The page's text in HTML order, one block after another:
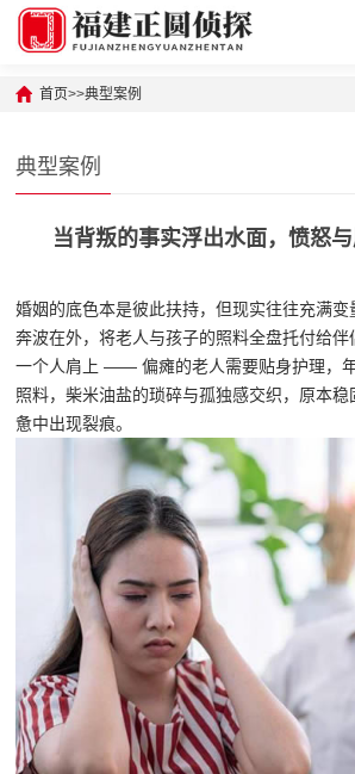
首页>>典型案例
典型案例
当背叛的事实浮出水面，愤怒
婚姻的底色本是彼此扶持，但现实往往充满
奔波在外，将老人与孩子的照料全盘托付给
一个人肩上 —— 偏瘫的老人需要贴身护理，
照料，柴米油盐的琐碎与孤独感交织，原本
惫中出现裂痕。